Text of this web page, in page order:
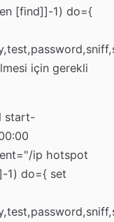
[find]]-1) do={
için gerekli
start-
ip hotspot
1) do={ set